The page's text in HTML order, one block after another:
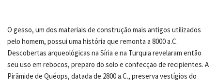
O gesso, um dos materiais de construção mais antigos utilizados
pelo homem, possui uma história que remonta a 8000 a.C.
Descobertas arqueológicas na Síria e na Turquia revelaram então
seu uso em rebocos, preparo do solo e confecção de recipientes. A
Pirâmide de Quéops, datada de 2800 a.C., preserva vestígios do